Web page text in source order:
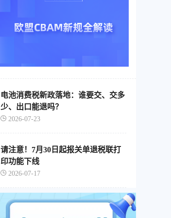
电池消费税新政落地：谁要交、交多
少、出口能退吗？
2026-07-23
请注意！7月30日起报关单退税联打
印功能下线
2026-07-17